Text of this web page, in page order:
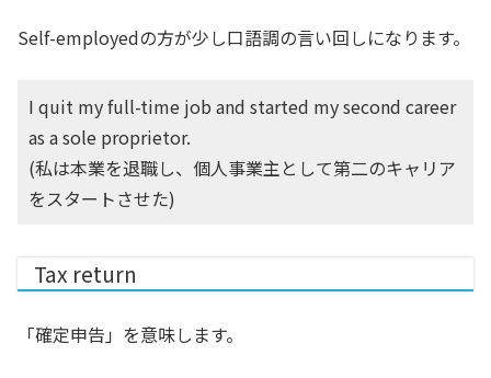
Self-employedの方が少し口語調の言い回しになります。
I quit my full-time job and started my second career
as a sole proprietor.
(私は本業を退職し、個人事業主として第二のキャリア
をスタートさせた)
Tax return
「確定申告」を意味します。